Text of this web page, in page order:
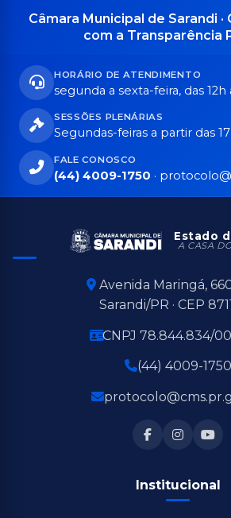
Câmara Municipal de Sarandi
com a Transparência
HORÁRIO DE ATENDIMENTO
segunda a sexta-feira, das 12h
SESSÕES PLENÁRIAS
Segundas-feiras a partir das
FALE CONOSCO
(44) 4009-1750 ·
Estado
A CASA
Avenida Maringá,
Sarandi/PR · CEP
CNPJ 78.844.834/
(44) 4009-1750
Institucional